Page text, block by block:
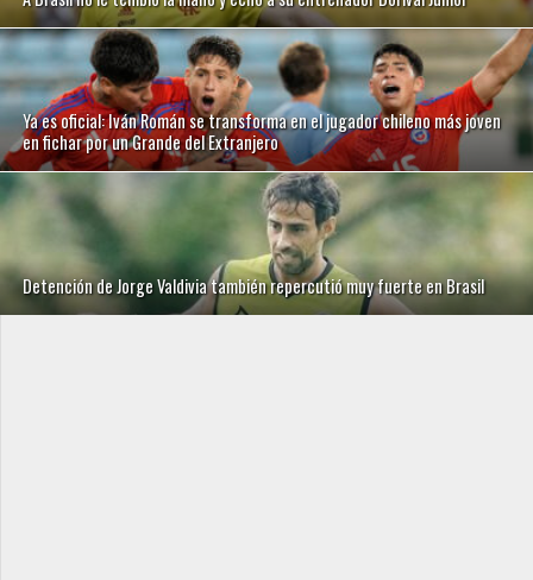
Ya es oficial: Iván Román se transforma en el jugador chileno más joven
en fichar por un Grande del Extranjero
Detención de Jorge Valdivia también repercutió muy fuerte en Brasil